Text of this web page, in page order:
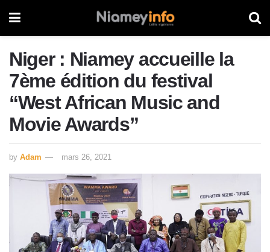
Niger : Niamey accueille la
7ème édition du festival
“West African Music and
Movie Awards”
by Adam mars 26, 2021